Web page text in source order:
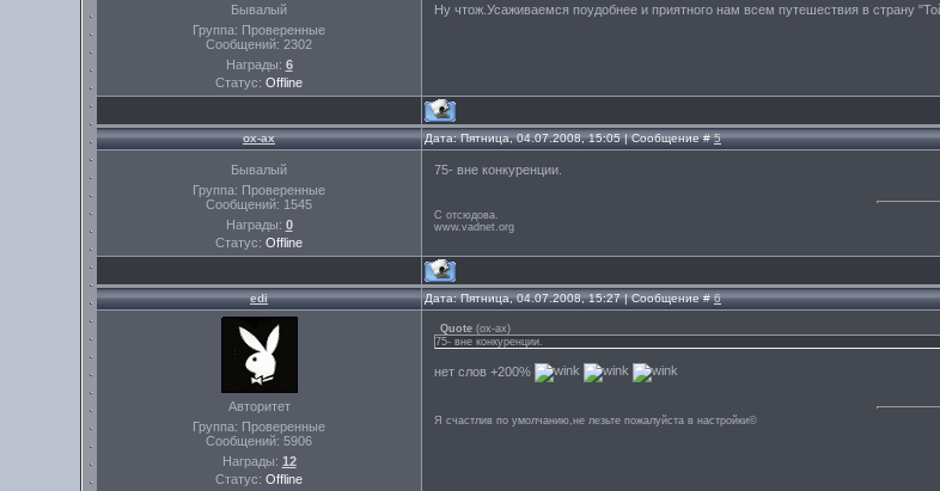
Бывалый
Группа: Проверенные
Сообщений: 2302
Награды: 6
Статус: Offline
Ну чтож.Усаживаемся поудобнее и приятного нам всем путешествия в страну
ох-ах Дата: Пятница, 04.07.2008, 15:05 | Сообщение #5
Бывалый
Группа: Проверенные
Сообщений: 1545
Награды: 0
Статус: Offline
75- вне конкуренции.
С отсюдова.
www.vadnet.org
edi Дата: Пятница, 04.07.2008, 15:27 | Сообщение #6
Авторитет
Группа: Проверенные
Сообщений: 5906
Награды: 12
Статус: Offline
Quote (ох-ах)
75- вне конкуренции.
нет слов +200%
Я счастлив по умолчанию,не лезьте пожалуйста в настройки©